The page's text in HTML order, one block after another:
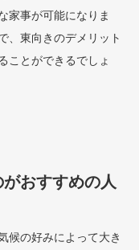
家事が可能になりま
、東向きのデメリット
ことができるでしょ
おすすめの人
候の好みによって大き